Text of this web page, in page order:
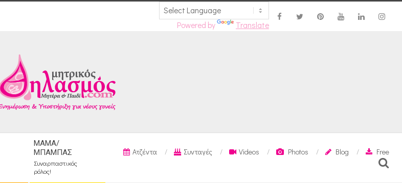
Powered by Translate
ΜΑΜΆ/
ΜΠΑΜΠΆΣ
Συναρπαστικός
ρόλος!
Ατζέντα Συνταγές Videos Photos Blog
Free
Search